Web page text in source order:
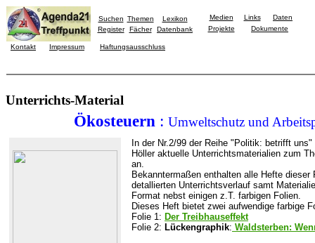
Suchen Themen
Lexikon
Register
Fächer Datenbank
Medien Links
Daten
Projekte
Dokumente
Kontakt Impressum Haftungsausschluss
Unterrichts-Material
Ökosteuern : Umweltschutz und
In der Nr.2/99 der Reihe "Politik: betrifft
Höller aktuelle Unterrichtsmaterialien zum
an.
Bekanntermaßen enthalten alle Hefte dieser
detallierten Unterrichtsverlauf samt
Format nebst einigen z.T. farbigen Folien.
Dieses Heft bietet zwei aufwendige farbige
Folie 1: Der Treibhauseffekt
Folie 2: Lückengraphik: Waldsterben: